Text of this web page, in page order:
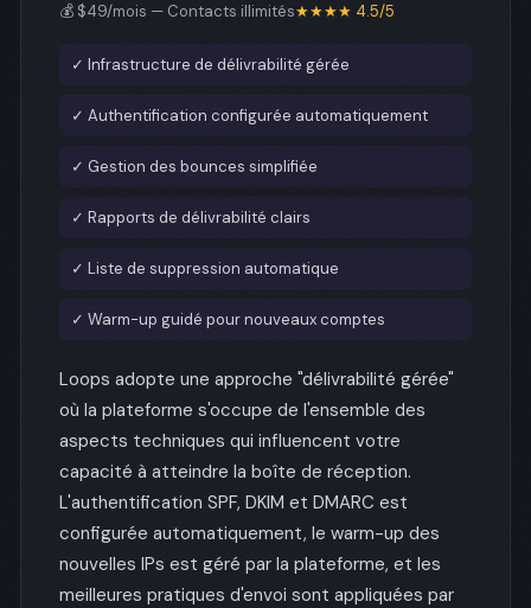
💰 $49/mois — Contacts illimités★★★★ 4.5/5
✓ Infrastructure de délivrabilité gérée
✓ Authentification configurée automatiquement
✓ Gestion des bounces simplifiée
✓ Rapports de délivrabilité clairs
✓ Liste de suppression automatique
✓ Warm-up guidé pour nouveaux comptes
Loops adopte une approche "délivrabilité gérée"
où la plateforme s'occupe de l'ensemble des
aspects techniques qui influencent votre
capacité à atteindre la boîte de réception.
L'authentification SPF, DKIM et DMARC est
configurée automatiquement, le warm-up des
nouvelles IPs est géré par la plateforme, et les
meilleures pratiques d'envoi sont appliquées par